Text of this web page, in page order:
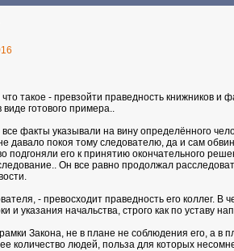
такое - превзойти праведность книжников и
готового примера..
факты указывали на вину определённого
давало покоя тому следователю, да и сам
подгоняли его к принятию окончательного
Он все равно продолжал
- превосходит праведность его коллег.
указания начальства, строго как по уставу
Закона, не в плане не соблюдения его, а в
количество людей, польза для которых